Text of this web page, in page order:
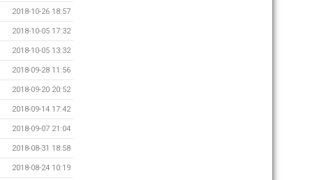
2018-10-26 18:57
2018-10-05 17:32
2018-10-05 13:32
2018-09-28 11:56
2018-09-20 20:52
2018-09-14 17:42
2018-09-07 21:04
2018-08-31 18:58
2018-08-24 10:19